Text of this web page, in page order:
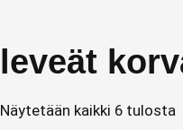
leveät
Näytetään kaikki 6 tulosta